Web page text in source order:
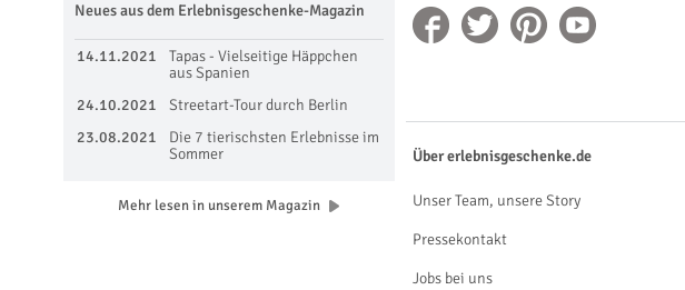
Neues aus dem Erlebnisgeschenke-Magazin
14.11.2021
Tapas - Vielseitige Häppchen
aus Spanien
24.10.2021
Streetart-Tour durch Berlin
23.08.2021
Die 7 tierischsten Erlebnisse im
Sommer
Mehr lesen in unserem Magazin
Über erlebnisgeschenke.de
Unser Team, unsere Story
Pressekontakt
Jobs bei uns